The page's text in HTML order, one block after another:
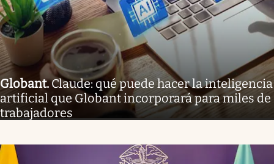
Globant.Claude: qué puede hacer la inteligencia
artificial que Globant incorporará para miles de
trabajadores